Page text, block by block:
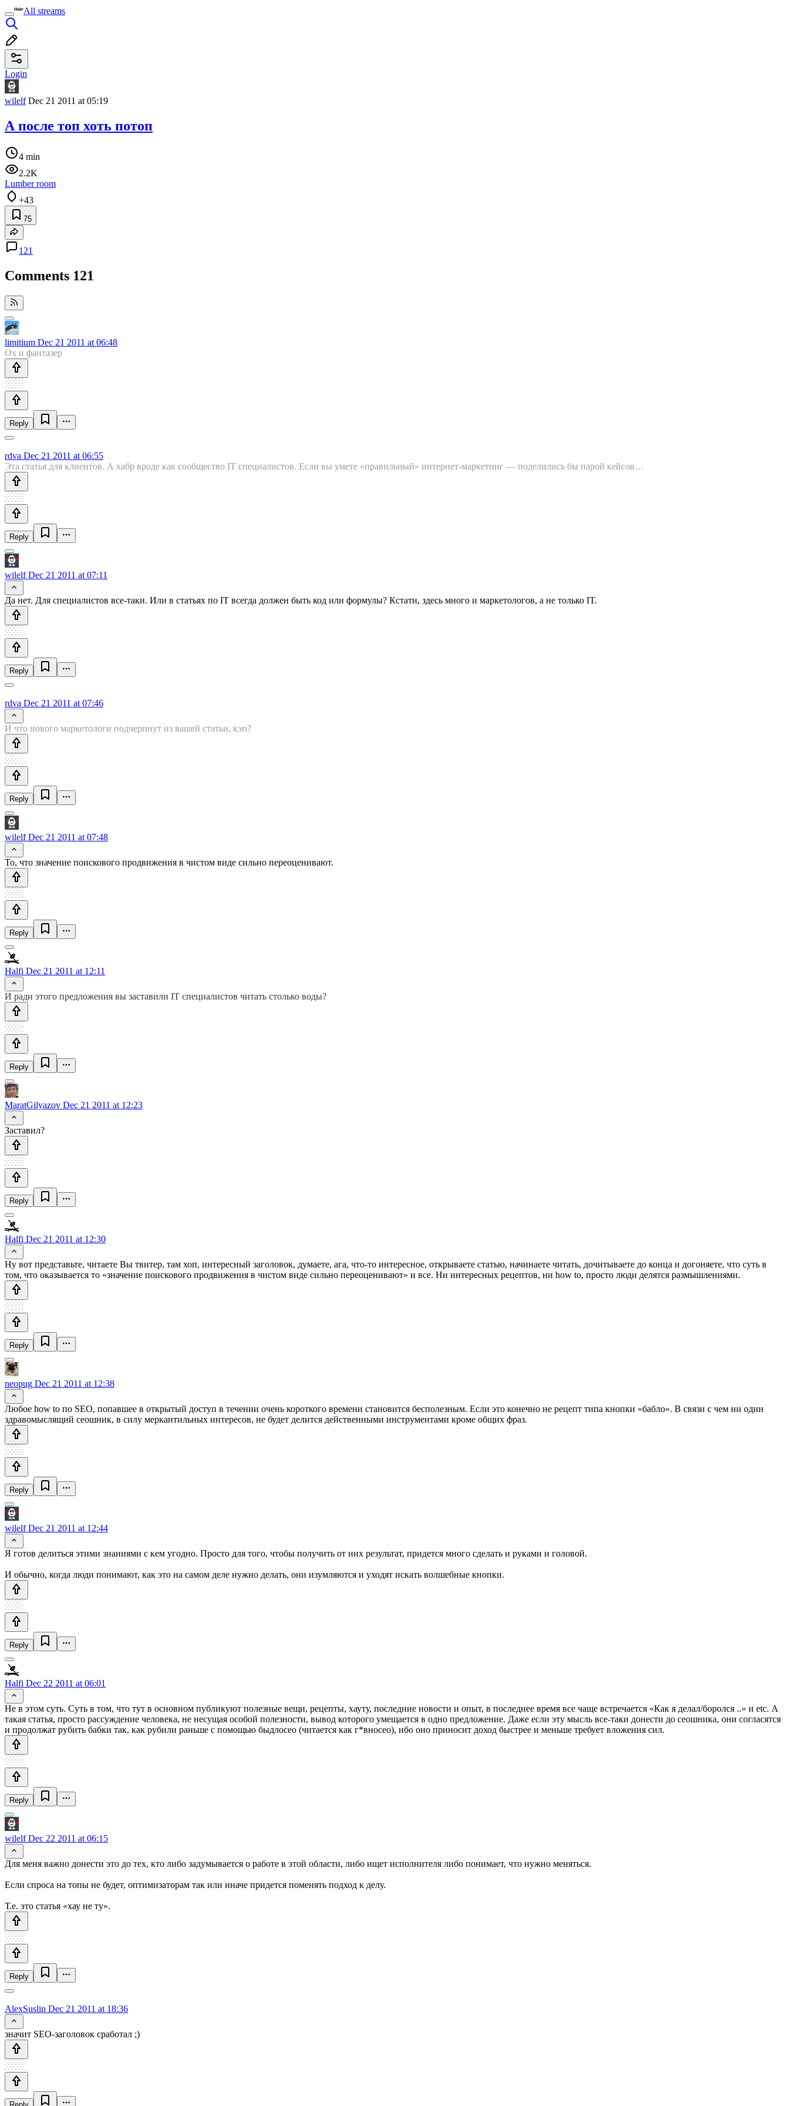
All streams
Login
wilelfDec 21 2011 at 05:19
А после топ хоть потоп
4 min
2.2K
Lumber room
+43
75
121
Comments 121
limitium Dec 21 2011 at 06:48
Ох и фантазер
Reply
rdva Dec 21 2011 at 06:55
Эта статья для клиентов. А хабр вроде как сообщество IT специалистов. Если вы умете «правильный» интернет-маркетинг — поделились бы парой кейсов…
Reply
wilelfDec 21 2011 at 07:11
Да нет. Для специалистов все-таки. Или в статьях по IT всегда должен быть код или формулы? Кстати, здесь много и маркетологов, а не только IT.
Reply
rdva Dec 21 2011 at 07:46
И что нового маркетологи подчерпнут из вашей статьи, кэп?
Reply
wilelfDec 21 2011 at 07:48
То, что значение поискового продвижения в чистом виде сильно переоценивают.
Reply
Halfi Dec 21 2011 at 12:11
И ради этого предложения вы заставили IT специалистов читать столько воды?
Reply
MaratGilyazov Dec 21 2011 at 12:23
Заставил?
Reply
Halfi Dec 21 2011 at 12:30
Ну вот представьте, читаете Вы твитер, там хоп, интересный заголовок, думаете, ага, что-то интересное, открываете статью, начинаете читать, дочитываете до конца и догоняете, что суть в
том, что оказывается то «значение поискового продвижения в чистом виде сильно переоценивают» и все. Ни интересных рецептов, ни how to, просто люди делятся размышлениями.
Reply
neopug Dec 21 2011 at 12:38
Любое how to по SEO, попавшее в открытый доступ в течении очень короткого времени становится бесполезным. Если это конечно не рецепт типа кнопки «бабло». В связи с чем ни один
здравомыслящий сеошник, в силу меркантильных интересов, не будет делится действенными инструментами кроме общих фраз.
Reply
wilelfDec 21 2011 at 12:44
Я готов делиться этими знаниями с кем угодно. Просто для того, чтобы получить от них результат, придется много сделать и руками и головой.
И обычно, когда люди понимают, как это на самом деле нужно делать, они изумляются и уходят искать волшебные кнопки.
Reply
Halfi Dec 22 2011 at 06:01
Не в этом суть. Суть в том, что тут в основном публикуют полезные вещи, рецепты, хауту, последние новости и опыт, в последнее время все чаще встречается «Как я делал/боролся ..» и etc. А
такая статья, просто рассуждение человека, не несущая особой полезности, вывод которого умещается в одно предложение. Даже если эту мысль все-таки донести до сеошника, они согласятся
и продолжат рубить бабки так, как рубили раньше с помощью быдлосео (читается как г*вносео), ибо оно приносит доход быстрее и меньше требует вложения сил.
Reply
wilelfDec 22 2011 at 06:15
Для меня важно донести это до тех, кто либо задумывается о работе в этой области, либо ищет исполнителя либо понимает, что нужно меняться.
Если спроса на топы не будет, оптимизаторам так или иначе придется поменять подход к делу.
Т.е. это статья «хау не ту».
Reply
AlexSuslin Dec 21 2011 at 18:36
значит SEO-заголовок сработал ;)